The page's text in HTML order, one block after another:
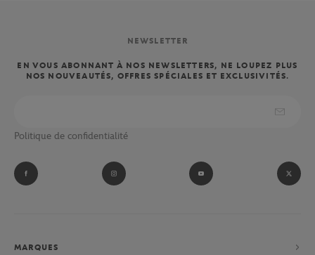
NEWSLETTER
EN VOUS ABONNANT À NOS NEWSLETTERS, NE LOUPEZ PLUS
NOS NOUVEAUTÉS, OFFRES SPÉCIALES ET EXCLUSIVITÉS.
Politique de confidentialité
MARQUES